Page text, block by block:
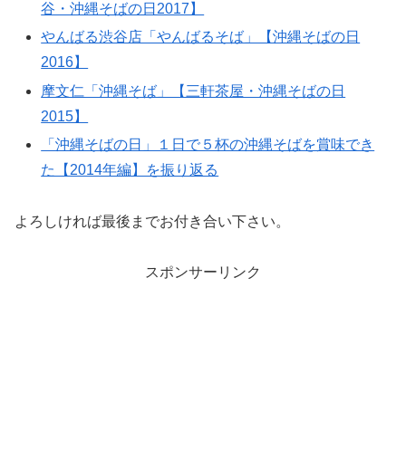
谷・沖縄そばの日2017】
やんばる渋谷店「やんばるそば」【沖縄そばの日
2016】
摩文仁「沖縄そば」【三軒茶屋・沖縄そばの日
2015】
「沖縄そばの日」１日で５杯の沖縄そばを賞味でき
た【2014年編】を振り返る
よろしければ最後までお付き合い下さい。
スポンサーリンク